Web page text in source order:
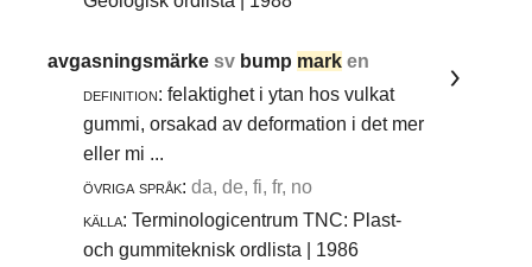
avgasningsmärkesv bump mark en
definition: felaktighet i ytan hos vulkat
gummi, orsakad av deformation i det mer
eller mi ...
övriga språk: da, de, fi, fr, no
källa: Terminologicentrum TNC: Plast-
och gummiteknisk ordlista | 1986